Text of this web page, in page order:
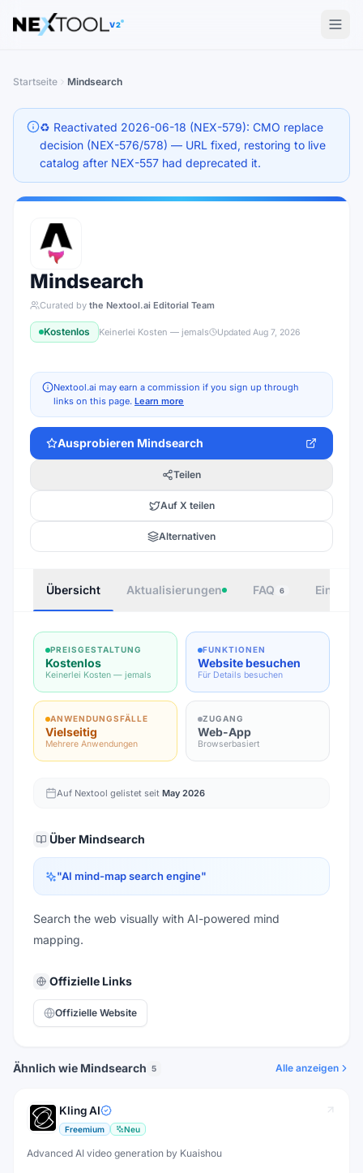
The AI tools directory — Find the Best AI Tools
V2
Startseite Mindsearch
♻️ Reactivated 2026-06-18 (NEX-579): CMO replace
decision (NEX-576/578) — URL fixed, restoring to live
catalog after NEX-557 had deprecated it.
Mindsearch
Curated by the Nextool.ai Editorial Team
Kostenlos Keinerlei Kosten — jemals Updated Aug 7, 2026
Nextool.ai may earn a commission if you sign up through
links on this page. Learn more
Ausprobieren Mindsearch
Teilen
Auf X teilen
Alternativen
Übersicht Aktualisierungen FAQ 6
PREISGESTALTUNG
Kostenlos
Keinerlei Kosten — jemals
FUNKTIONEN
Website besuchen
Für Details besuchen
ANWENDUNGSFÄLLE
Vielseitig
Mehrere Anwendungen
ZUGANG
Web-App
Browserbasiert
Auf Nextool gelistet seit May 2026
Über Mindsearch
"AI mind-map search engine"
Search the web visually with AI-powered mind
mapping.
Offizielle Links
Offizielle Website
Ähnlich wie Mindsearch 5 Alle anzeigen
Kling AI
Freemium Neu
Advanced AI video generation by Kuaishou